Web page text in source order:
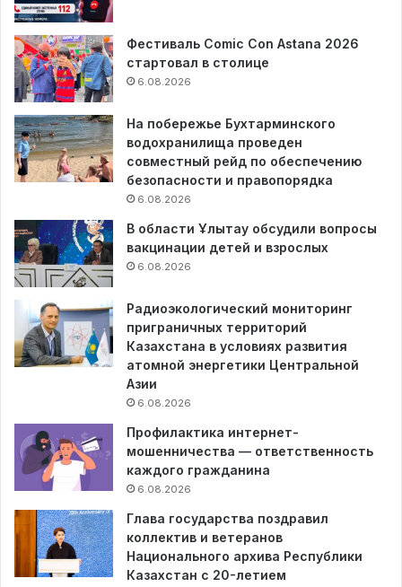
Фестиваль Comic Con Astana 2026
стартовал в столице
6.08.2026
На побережье Бухтарминского
водохранилища проведен
совместный рейд по обеспечению
безопасности и правопорядка
6.08.2026
В области Ұлытау обсудили вопросы
вакцинации детей и взрослых
6.08.2026
Радиоэкологический мониторинг
приграничных территорий
Казахстана в условиях развития
атомной энергетики Центральной
Азии
6.08.2026
Профилактика интернет-
мошенничества — ответственность
каждого гражданина
6.08.2026
Глава государства поздравил
коллектив и ветеранов
Национального архива Республики
Казахстан с 20-летием